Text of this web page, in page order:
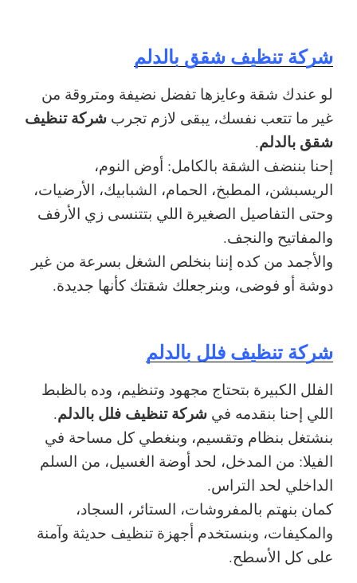
شركة تنظيف شقق بالدلم
لو عندك شقة وعايزها تفضل نضيفة ومتروقة من
غير ما تتعب نفسك، يبقى لازم تجرب شركة تنظيف
شقق بالدلم.
إحنا بننضف الشقة بالكامل: أوض النوم،
الريسبشن، المطبخ، الحمام، الشبابيك، الأرضيات،
وحتى التفاصيل الصغيرة اللي بتتنسى زي الأرفف
والمفاتيح والنجف.
والأجمد من كده إننا بنخلص الشغل بسرعة من غير
دوشة أو فوضى، وبنرجعلك شقتك كأنها جديدة.
شركة تنظيف فلل بالدلم
الفلل الكبيرة بتحتاج مجهود وتنظيم، وده بالظبط
اللي إحنا بنقدمه في شركة تنظيف فلل بالدلم.
بنشتغل بنظام وتقسيم، وبنغطي كل مساحة في
الفيلا: من المدخل، لحد أوضة الغسيل، من السلم
الداخلي لحد التراس.
كمان بنهتم بالمفروشات، الستائر، السجاد،
والمكيفات، وبنستخدم أجهزة تنظيف حديثة وآمنة
على كل الأسطح.